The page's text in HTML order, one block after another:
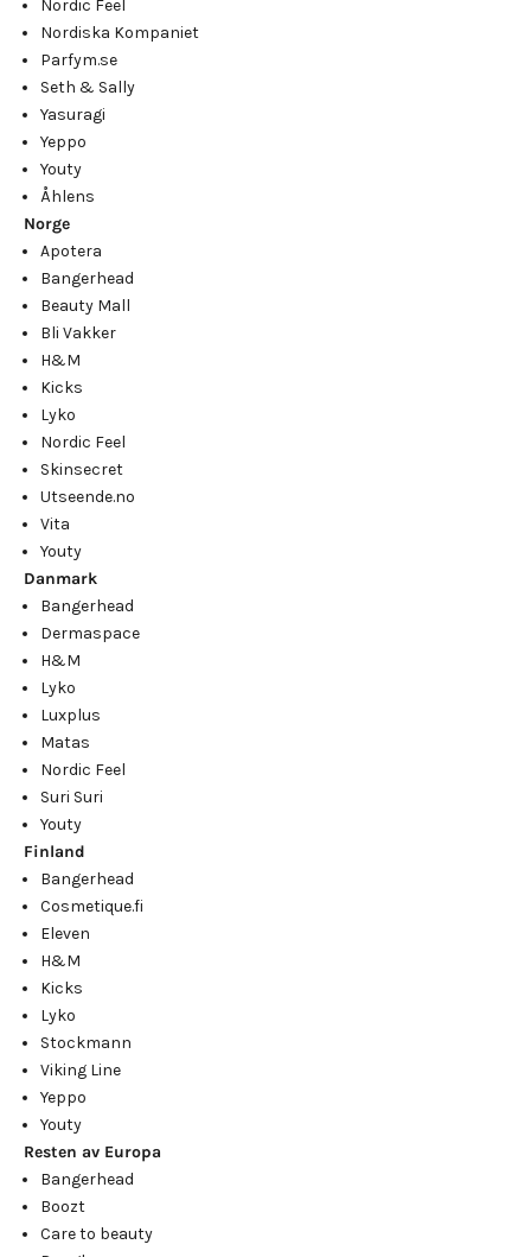
Nordic Feel
Nordiska Kompaniet
Parfym.se
Seth & Sally
Yasuragi
Yeppo
Youty
Åhlens
Norge
Apotera
Bangerhead
Beauty Mall
Bli Vakker
H&M
Kicks
Lyko
Nordic Feel
Skinsecret
Utseende.no
Vita
Youty
Danmark
Bangerhead
Dermaspace
H&M
Lyko
Luxplus
Matas
Nordic Feel
Suri Suri
Youty
Finland
Bangerhead
Cosmetique.fi
Eleven
H&M
Kicks
Lyko
Stockmann
Viking Line
Yeppo
Youty
Resten av Europa
Bangerhead
Boozt
Care to beauty